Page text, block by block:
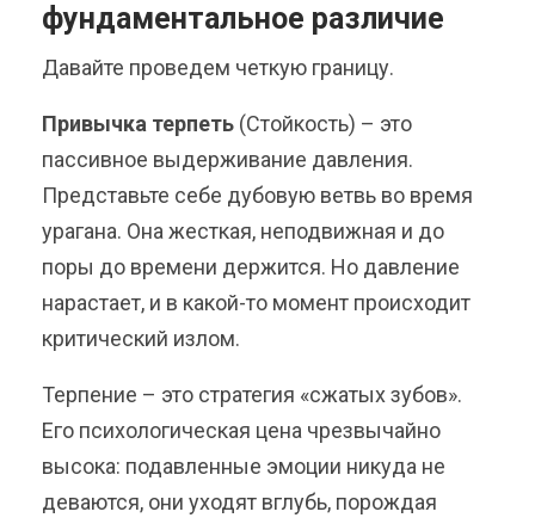
фундаментальное различие
Давайте проведем четкую границу.
Привычка терпеть (Стойкость) – это
пассивное выдерживание давления.
Представьте себе дубовую ветвь во время
урагана. Она жесткая, неподвижная и до
поры до времени держится. Но давление
нарастает, и в какой-то момент происходит
критический излом.
Терпение – это стратегия «сжатых зубов».
Его психологическая цена чрезвычайно
высока: подавленные эмоции никуда не
деваются, они уходят вглубь, порождая